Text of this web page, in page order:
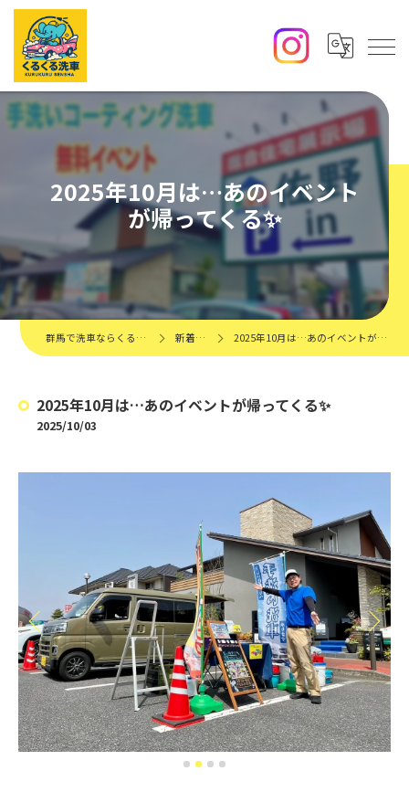
2025年10月は…あのイベント
が帰ってくる✨️
群馬で洗車ならくるくる洗車 新着情報 2025年10月は…あのイベントが帰ってくる✨️
2025年10月は…あのイベントが帰ってくる✨️
2025/10/03